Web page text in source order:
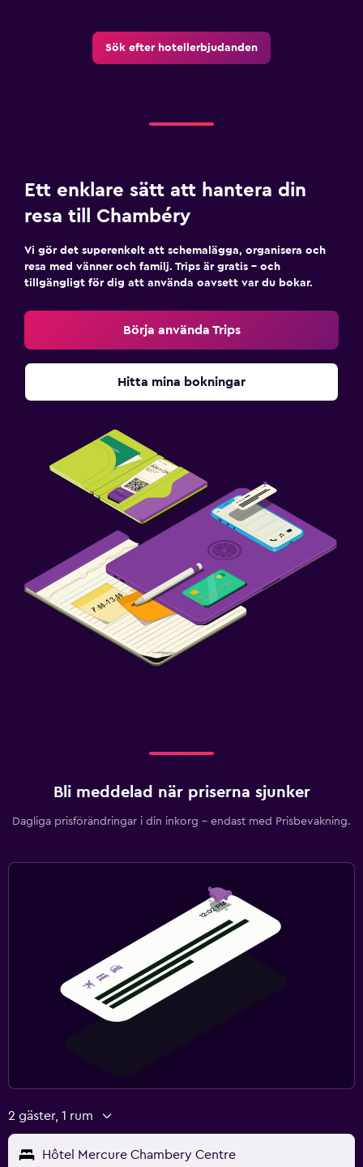
Saker att göra
Presentbutik
Sällskapsspel/pussel
Fax/kopieringsmöjligheter
Familjevänligt
Barnvakt eller crèche
Barnsängar tillgängliga
Sök efter hotellerbjudanden
Ett enklare sätt att hantera din
resa till Chambéry
Vi gör det superenkelt att schemalägga, organisera och
resa med vänner och familj. Trips är gratis – och
tillgängligt för dig att använda oavsett var du bokar.
Börja använda Trips
Hitta mina bokningar
Bli meddelad när priserna sjunker
Dagliga prisförändringar i din inkorg – endast med Prisbevakning.
2 gäster, 1 rum
Hôtel Mercure Chambery Centre